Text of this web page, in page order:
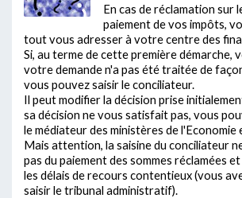
En cas de réclamation sur
paiement de vos impôts,
tout vous adresser à votre centre des
Si, au terme de cette première démarche,
votre demande n'a pas été traitée de
vous pouvez saisir le conciliateur.
Il peut modifier la décision prise
sa décision ne vous satisfait pas, vous
le médiateur des ministères de l'Economie
Mais attention, la saisine du conciliateur
pas du paiement des sommes réclamées
les délais de recours contentieux (vous
saisir le tribunal administratif).